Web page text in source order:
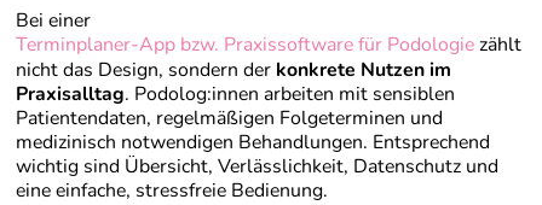
Bei einer
Terminplaner-App bzw. Praxissoftware für Podologiezählt
nicht das Design, sondern der konkrete Nutzen im
Praxisalltag. Podolog:innen arbeiten mit sensiblen
Patientendaten, regelmäßigen Folgeterminen und
medizinisch notwendigen Behandlungen. Entsprechend
wichtig sind Übersicht, Verlässlichkeit, Datenschutz und
eine einfache, stressfreie Bedienung.